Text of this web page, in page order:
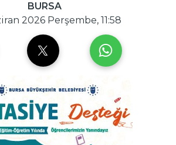
BURSA
2026 Perşembe, 11:58